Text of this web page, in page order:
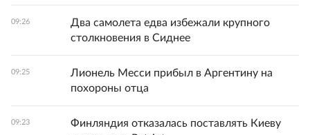
09:26
Два самолета едва избежали крупного
столкновения в Сиднее
09:25
Лионель Месси прибыл в Аргентину на
похороны отца
09:23
Финляндия отказалась поставлять Киеву